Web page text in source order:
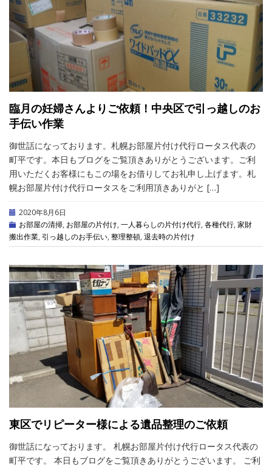
臨月の妊婦さんよりご依頼！中央区で引っ越しのお
手伝い作業
御世話になっております。札幌お部屋片付け代行ロータス代表の
町平です。本日もブログをご覧頂きありがとうございます。ご利
用いただくお客様にもこの場をお借りしてお礼申し上げます。札
幌お部屋片付け代行ロータスをご利用頂きありがと […]
2020年8月6日
お部屋の清掃, お部屋の片付け, 一人暮らしの片付け代行, 各種代行, 家財
搬出作業, 引っ越しのお手伝い, 整理整頓, 退去時の片付け
東区でリピーター様による遺品整理のご依頼
御世話になっております。 札幌お部屋片付け代行ロータス代表の
町平です。 本日もブログをご覧頂きありがとうございます。 ご利